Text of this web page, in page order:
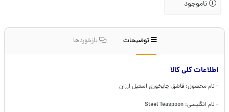
ناموجود
توضیحات بازخوردها
اطلاعات کلی کالا
- نام محصول: قاشق چایخوری استیل ارزان
- نام انگلیسی: Steel Teaspoon